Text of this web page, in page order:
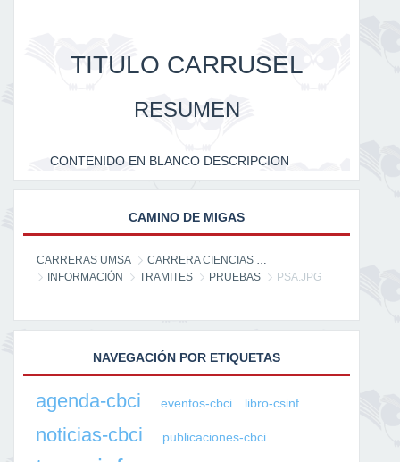
TITULO CARRUSEL
RESUMEN
CONTENIDO EN BLANCO DESCRIPCION
CAMINO DE MIGAS
CARRERAS UMSA
CARRERA CIENCIAS DE LA INFORMACIÓN
INFORMACIÓN
TRAMITES PRUEBAS PSA.JPG
NAVEGACIÓN POR ETIQUETAS
agenda-cbci eventos-cbci libro-csinf
noticias-cbci publicaciones-cbci